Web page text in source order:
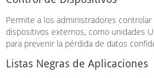
Permite a los administradores
dispositivos externos, como unidades
para prevenir la pérdida de datos
Listas Negras de Aplicaciones